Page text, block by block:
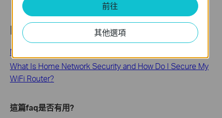
Looking For More
Making Hotel WiFi Secure and Easy to Use
What Is Home Network Security and How Do I Secure My
WiFi Router?
這篇faq是否有用?
前往
其他選項